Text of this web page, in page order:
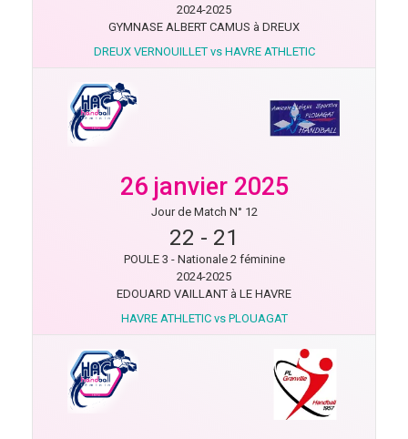
2024-2025
GYMNASE ALBERT CAMUS à DREUX
DREUX VERNOUILLET vs HAVRE ATHLETIC
26 janvier 2025
Jour de Match N° 12
22 - 21
POULE 3 - Nationale 2 féminine
2024-2025
EDOUARD VAILLANT à LE HAVRE
HAVRE ATHLETIC vs PLOUAGAT